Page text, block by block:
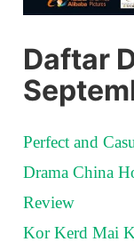
Daftar
Perfect and
Drama China
Review
Kor Kerd Mai